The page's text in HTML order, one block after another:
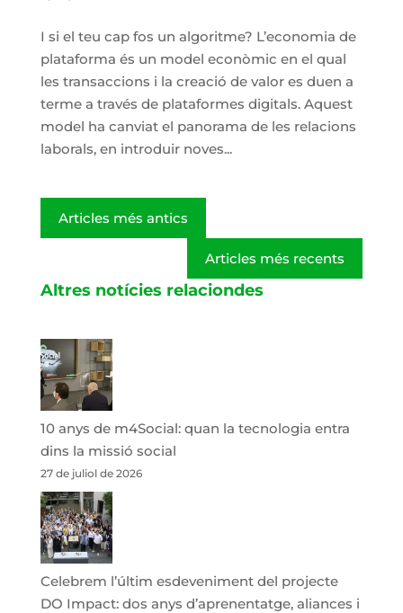
I si el teu cap fos un algoritme? L’economia de
plataforma és un model econòmic en el qual
les transaccions i la creació de valor es duen a
terme a través de plataformes digitals. Aquest
model ha canviat el panorama de les relacions
laborals, en introduir noves...
Articles més antics
Articles més recents
Altres notícies relaciondes
10 anys de m4Social: quan la tecnologia entra
dins la missió social
27 de juliol de 2026
Celebrem l’últim esdeveniment del projecte
DO Impact: dos anys d’aprenentatge, aliances i